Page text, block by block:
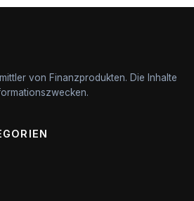
von Finanzprodukten. Die Inhalte